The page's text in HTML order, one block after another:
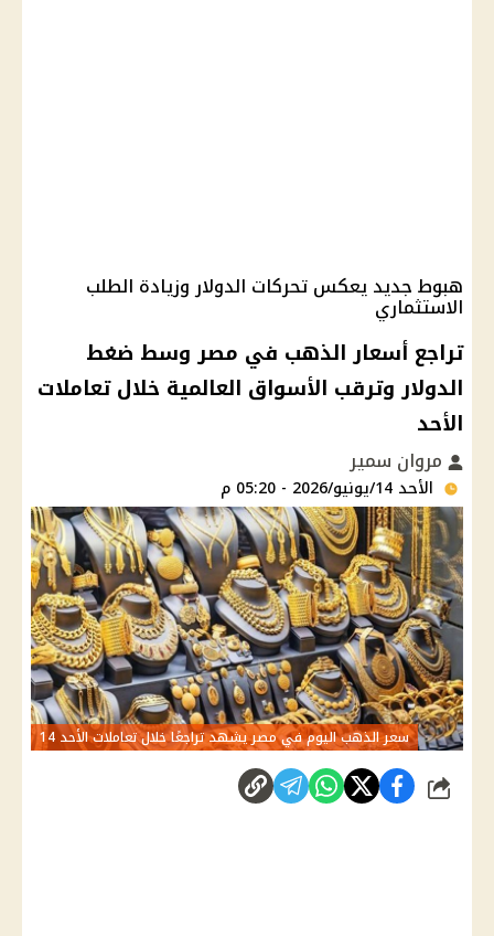
هبوط جديد يعكس تحركات الدولار وزيادة الطلب
الاستثماري
تراجع أسعار الذهب في مصر وسط ضغط
الدولار وترقب الأسواق العالمية خلال تعاملات
الأحد
مروان سمير
الأحد 14/يونيو/2026 - 05:20 م
سعر الذهب اليوم في مصر يشهد تراجعًا خلال تعاملات الأحد 14
شارك